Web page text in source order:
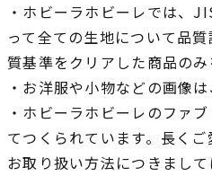
・ホビーラホビーレでは、
って全ての生地について品
質基準をクリアした商品のみ
・お洋服や小物などの画像は
・ホビーラホビーレのファ
てつくられています。長く
お取り扱い方法につきまして